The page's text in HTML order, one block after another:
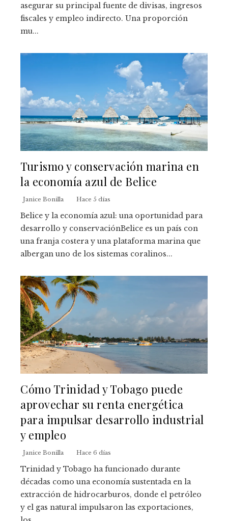
asegurar su principal fuente de divisas, ingresos
fiscales y empleo indirecto. Una proporción
mu...
Turismo y conservación marina en
la economía azul de Belice
Janice Bonilla Hace 5 días
Belice y la economía azul: una oportunidad para
desarrollo y conservaciónBelice es un país con
una franja costera y una plataforma marina que
albergan uno de los sistemas coralinos...
Cómo Trinidad y Tobago puede
aprovechar su renta energética
para impulsar desarrollo industrial
y empleo
Janice Bonilla Hace 6 días
Trinidad y Tobago ha funcionado durante
décadas como una economía sustentada en la
extracción de hidrocarburos, donde el petróleo
y el gas natural impulsaron las exportaciones,